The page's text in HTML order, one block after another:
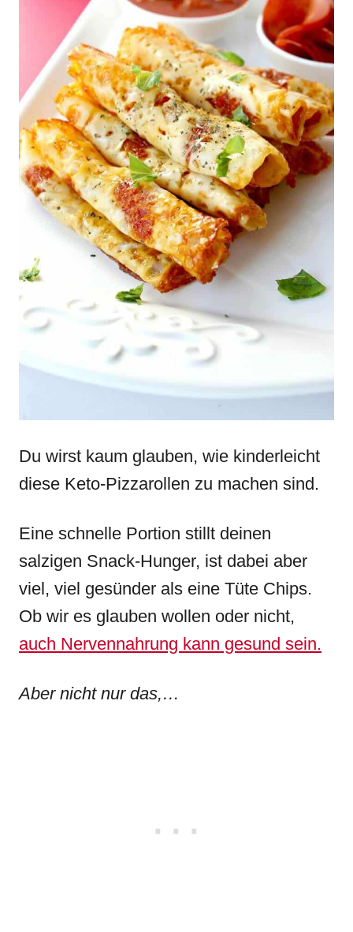
Du wirst kaum glauben, wie kinderleicht
diese Keto-Pizzarollen zu machen sind.
Eine schnelle Portion stillt deinen
salzigen Snack-Hunger, ist dabei aber
viel, viel gesünder als eine Tüte Chips.
Ob wir es glauben wollen oder nicht,
auch Nervennahrung kann gesund sein.
Aber nicht nur das,…